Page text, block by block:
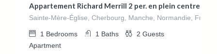
Appartement Richard Merrill 2 per. en plein centre
Sainte-Mère-Église, Cherbourg, Manche, Normandie,
1 Bedrooms 1 Baths 2 Guests
Apartment